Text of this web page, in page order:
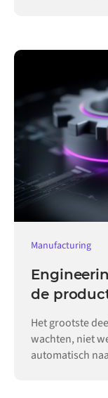
Manufacturing
de
Het grootste
wachten, niet
automatisch